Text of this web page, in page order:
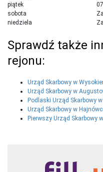
piątek
sobota
niedziela
Sprawdź także
rejonu:
Urząd Skarbowy w
Urząd Skarbowy w
Podlaski Urząd Skarbowy
Urząd Skarbowy w
Pierwszy Urząd Skarbowy